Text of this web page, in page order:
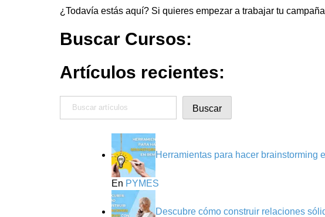
¿Todavía estás aquí? Si quieres empezar a trabajar tu
Buscar Cursos:
Artículos recientes:
Buscar
Herramientas para hacer brainstorming
En PYMES
Descubre cómo construir relaciones